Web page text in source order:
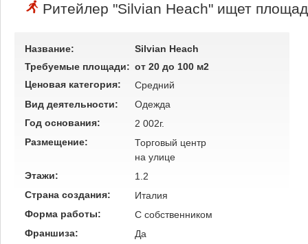
Ритейлер "Silvian Heach" ищет
Название:
Silvian Heach
Требуемые площади: от 20 до 100 м2
Ценовая категория:
Средний
Вид деятельности:
Одежда
Год основания:
2 002г.
Размещение:
Торговый центр
на улице
Этажи:
1.2
Страна создания:
Италия
Форма работы:
C собственником
Франшиза:
Да